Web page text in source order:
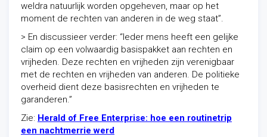
weldra natuurlijk worden opgeheven, maar op het
moment de rechten van anderen in de weg staat”.
> En discussieer verder: “Ieder mens heeft een gelijke
claim op een volwaardig basispakket aan rechten en
vrijheden. Deze rechten en vrijheden zijn verenigbaar
met de rechten en vrijheden van anderen. De politieke
overheid dient deze basisrechten en vrijheden te
garanderen.”
Zie: Herald of Free Enterprise: hoe een routinetrip
een nachtmerrie werd